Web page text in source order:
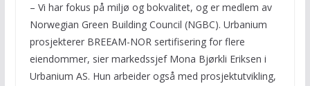
– Vi har fokus på miljø og bokvalitet, og er medlem av
Norwegian Green Building Council (NGBC). Urbanium
prosjekterer BREEAM-NOR sertifisering for flere
eiendommer, sier markedssjef Mona Bjørkli Eriksen i
Urbanium AS. Hun arbeider også med prosjektutvikling,